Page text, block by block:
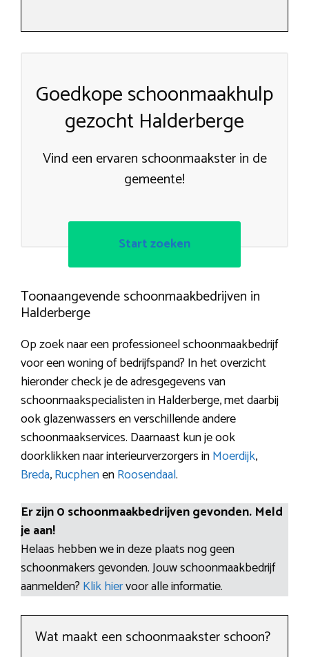
Goedkope schoonmaakhulp
gezocht Halderberge
Vind een ervaren schoonmaakster in de
gemeente!
Start zoeken
Toonaangevende schoonmaakbedrijven in
Halderberge
Op zoek naar een professioneel schoonmaakbedrijf
voor een woning of bedrijfspand? In het overzicht
hieronder check je de adresgegevens van
schoonmaakspecialisten in Halderberge, met daarbij
ook glazenwassers en verschillende andere
schoonmaakservices. Daarnaast kun je ook
doorklikken naar interieurverzorgers inMoerdijk,
Breda,RucphenenRoosendaal.
Er zijn 0 schoonmaakbedrijven gevonden. Meld
je aan!
Helaas hebben we in deze plaats nog geen
schoonmakers gevonden. Jouw schoonmaakbedrijf
aanmelden? Klik hiervoor alle informatie.
Wat maakt een schoonmaakster schoon?